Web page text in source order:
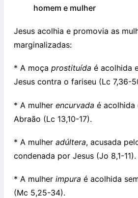
homem e mulher
Jesus acolhia e promovia as
marginalizadas:
* A moça prostituída é acolhida
Jesus contra o fariseu (Lc 7,36-
* A mulher encurvada é
Abraão (Lc 13,10-17).
* A mulher adúltera, acusada
condenada por Jesus (Jo 8,1-11).
* A mulher impura é acolhida
(Mc 5,25-34).